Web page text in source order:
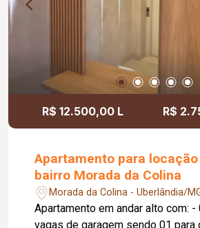
R$ 12.500,00 L R$
Apartamento para
bairro Morada da Colina
Morada da Colina - Uberlândia/
Apartamento em andar alto com: - 03
vagas de garagem sendo 01 para